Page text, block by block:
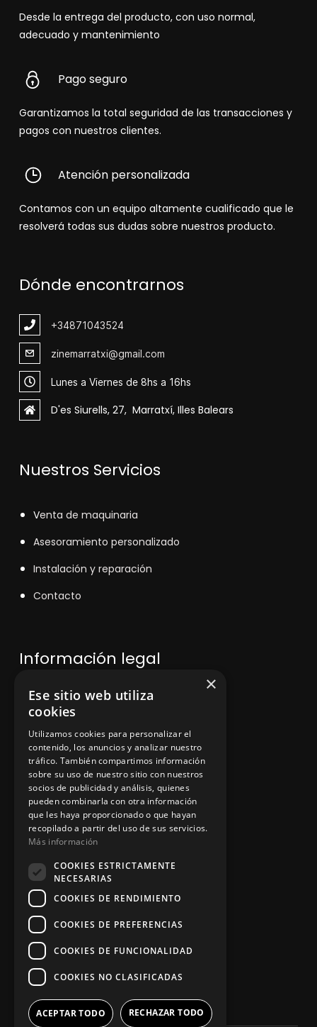
Desde la entrega del producto, con uso normal,
adecuado y mantenimiento
Pago seguro
Garantizamos la total seguridad de las transacciones y
pagos con nuestros clientes.
Atención personalizada
Contamos con un equipo altamente cualificado que le
resolverá todas sus dudas sobre nuestros producto.
Dónde encontrarnos
+34871043524
zinemarratxi@gmail.com
Lunes a Viernes de 8hs a 16hs
D'es Siurells, 27, Marratxí, Illes Balears
Nuestros Servicios
Venta de maquinaria
Asesoramiento personalizado
Instalación y reparación
Contacto
Información legal
Política de privacidad
Aviso legal
App Zine Hostelería
Síguenos
×
Ese sitio web utiliza
cookies
Utilizamos cookies para personalizar el
contenido, los anuncios y analizar nuestro
tráfico. También compartimos información
sobre su uso de nuestro sitio con nuestros
socios de publicidad y análisis, quienes
pueden combinarla con otra información
que les haya proporcionado o que hayan
recopilado a partir del uso de sus servicios.
Más información
COOKIES ESTRICTAMENTE
NECESARIAS
COOKIES DE RENDIMIENTO
COOKIES DE PREFERENCIAS
COOKIES DE FUNCIONALIDAD
COOKIES NO CLASIFICADAS
ACEPTAR TODO RECHAZAR TODO